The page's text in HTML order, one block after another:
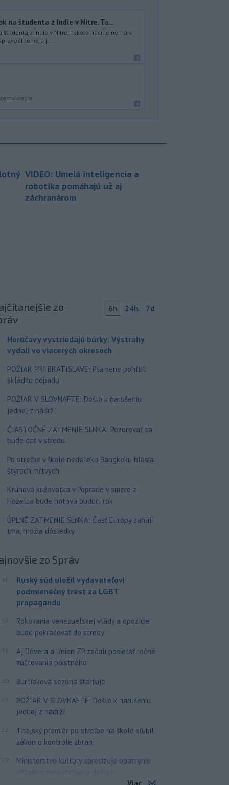
na študenta z Indie v Nitre. Ta...
študenta z Indie v Nitre. Takéto násilie nemá v
a j...
VIDEO: Umelá inteligencia a
robotika pomáhajú už aj
záchranárom
zo
6h 24h 7d
Horúčavy vystriedajú búrky: Výstrahy
vydali vo viacerých okresoch
POŽIAR PRI BRATISLAVE: Plamene pohltili
skládku odpadu
POŽIAR V SLOVNAFTE: Došlo k narušeniu
jednej z nádrží
ČIASTOČNÉ ZATMENIE SLNKA: Pozorovať sa
bude dať v stredu
Po streľbe v škole neďaleko Bangkoku hlásia
štyroch mŕtvych
Kruhová križovatka v Poprade v smere z
Hozelca bude hotová budúci rok
ÚPLNÉ ZATMENIE SLNKA: Časť Európy zahalí
tma, hrozia dôsledky
zo Správ
Ruský súd uložil vydavateľovi
podmienečný trest za LGBT
propagandu
Rokovania venezuelskej vlády a opozície
budú pokračovať do stredy
Aj Dôvera a Union ZP začali posielať ročné
zúčtovania poistného
Burčiaková sezóna štartuje
POŽIAR V SLOVNAFTE: Došlo k narušeniu
jednej z nádrží
Thajský premiér po streľbe na škole sľúbil
zákon o kontrole zbraní
Ministerstvo kultúry sprecizuje opatrenie
ohľadom poskytovania dotácií